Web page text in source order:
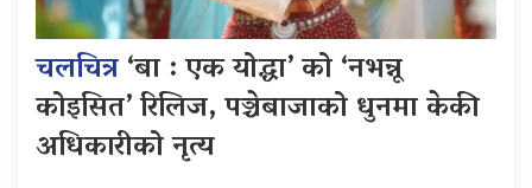
चलचित्र‘बा : एक योद्धा’ को ‘नभन्नू
कोइसित’ रिलिज, पञ्चेबाजाको धुनमा केकी
अधिकारीको नृत्य